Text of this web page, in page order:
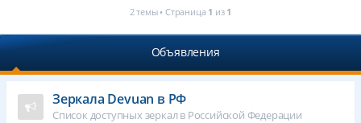
2 темы • Страница 1 из 1
Объявления
Зеркала Devuan в РФ
Список доступных зеркал в Российской Федерации